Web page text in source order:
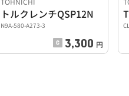
TOHNICHI
トルクレンチQSP12N
N9A-580-A273-3
3,300 円